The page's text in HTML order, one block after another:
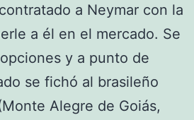
a Neymar con la
a él en el mercado. Se
y a punto de
se fichó al brasileño
Alegre de Goiás,